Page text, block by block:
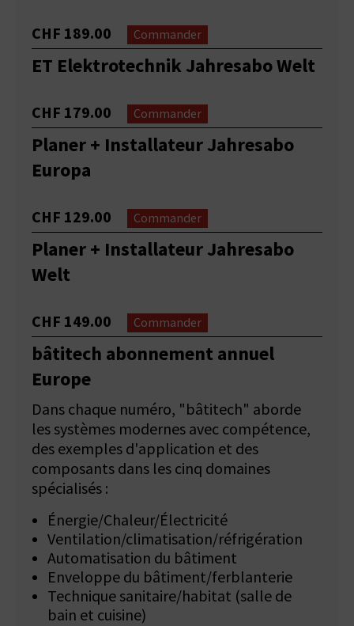
CHF 189.00 Commander
ET Elektrotechnik Jahresabo Welt
CHF 179.00 Commander
Planer + Installateur Jahresabo
Europa
CHF 129.00 Commander
Planer + Installateur Jahresabo
Welt
CHF 149.00 Commander
bâtitech abonnement annuel
Europe
Dans chaque numéro, "bâtitech" aborde
les systèmes modernes avec compétence,
des exemples d'application et des
composants dans les cinq domaines
spécialisés :
Énergie/Chaleur/Électricité
Ventilation/climatisation/réfrigération
Automatisation du bâtiment
Enveloppe du bâtiment/ferblanterie
Technique sanitaire/habitat (salle de
bain et cuisine)